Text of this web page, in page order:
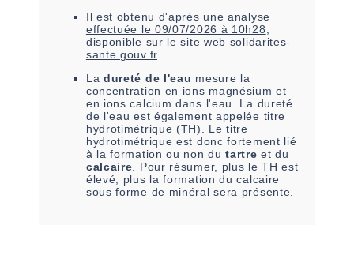
Il est obtenu d'après une analyse
effectuée le 09/07/2026 à 10h28
disponible sur le site web solidarites-
sante.gouv.fr.
La dureté de l'eau mesure la
concentration en ions magnésium et
en ions calcium dans l'eau. La dureté
de l'eau est également appelée titre
hydrotimétrique (TH). Le titre
hydrotimétrique est donc fortement lié
à la formation ou non dutartre et du
calcaire . Pour résumer, plus le TH est
élevé, plus la formation du calcaire
sous forme de minéral sera présente.